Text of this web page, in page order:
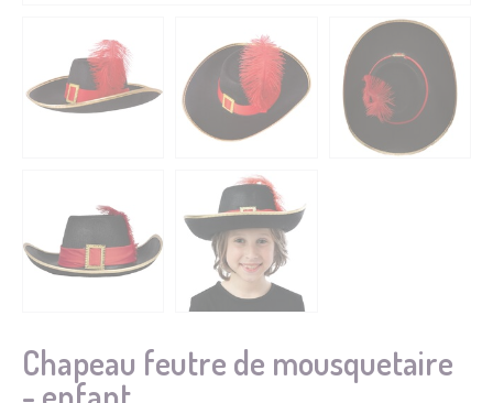
Chapeau feutre de mousquetaire